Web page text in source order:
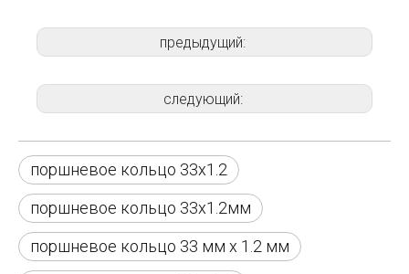
предыдущий:
следующий:
поршневое кольцо 33х1.2
поршневое кольцо 33x1.2мм
поршневое кольцо 33 мм x 1.2 мм